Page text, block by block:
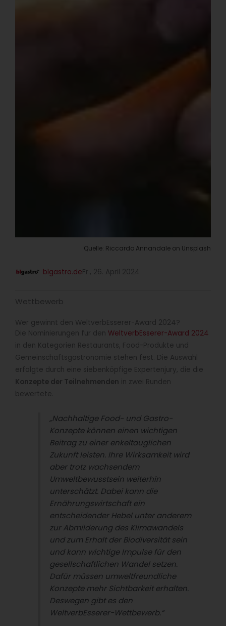
Quelle: Riccardo Annandale on Unsplash
blgastro.deFr., 26. April 2024
Wettbewerb
Wer gewinnt den WeltverbEsserer-Award 2024?
Die Nominierungen für den WeltverbEsserer-Award 2024
in den Kategorien Restaurants, Food-Produkte und
Gemeinschaftsgastronomie stehen fest. Die Auswahl
erfolgte durch eine siebenköpfige Expertenjury, die die
Konzepte der Teilnehmenden in zwei Runden
bewertete.
„Nachhaltige Food- und Gastro-
Konzepte können einen wichtigen
Beitrag zu einer enkeltauglichen
Zukunft leisten. Ihre Wirksamkeit wird
aber trotz wachsendem
Umweltbewusstsein weiterhin
unterschätzt. Dabei kann die
Ernährungswirtschaft ein
entscheidender Hebel unter anderem
zur Abmilderung des Klimawandels
und zum Erhalt der Biodiversität sein
und kann wichtige Impulse für den
gesellschaftlichen Wandel setzen.
Dafür müssen umweltfreundliche
Konzepte mehr Sichtbarkeit erhalten.
Deswegen gibt es den
WeltverbEsserer-Wettbewerb.“